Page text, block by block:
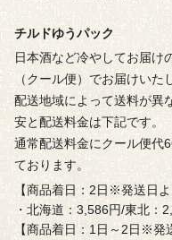
チルドゆうパック
日本酒など冷やしてお届け
（クール便）でお届けいた
配送地域によって送料が異
安と配送料金は下記です。
通常配送料金にクール便代
ております。
【商品着日：2日※発送日よ
・北海道：3,586円/東北：
【商品着日：1日～2日※発